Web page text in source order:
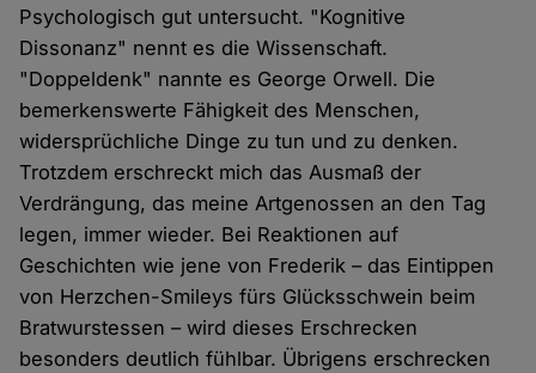
Psychologisch gut untersucht. "Kognitive
Dissonanz" nennt es die Wissenschaft.
"Doppeldenk" nannte es George Orwell. Die
bemerkenswerte Fähigkeit des Menschen,
widersprüchliche Dinge zu tun und zu denken.
Trotzdem erschreckt mich das Ausmaß der
Verdrängung, das meine Artgenossen an den Tag
legen, immer wieder. Bei Reaktionen auf
Geschichten wie jene von Frederik – das Eintippen
von Herzchen-Smileys fürs Glücksschwein beim
Bratwurstessen – wird dieses Erschrecken
besonders deutlich fühlbar. Übrigens erschrecken